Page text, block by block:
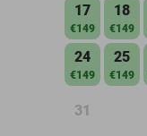
17
€149
18
€149
24
€149
25
€149
31